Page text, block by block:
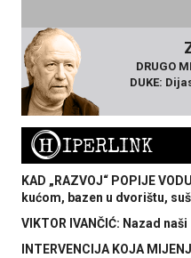
DRUGO
DUKE:
HIPERLINK
KAD „RAZVOJ“ POPIJE
kućom, bazen u dvorištu,
VIKTOR IVANČIĆ: Nazad naši
INTERVENCIJA KOJA